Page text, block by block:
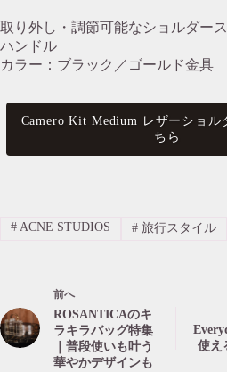
取り外し・調節可能なショルダー
ハンドル
カラー：ブラック／ゴールド金具
Camero Kit Medium レザーショル
ちら
#ACNE STUDIOS #旅行スタイル
前へ
ROSANTICAのキ
ラキラバッグ特集
｜普段使いも叶う
華やかデザインも
使え